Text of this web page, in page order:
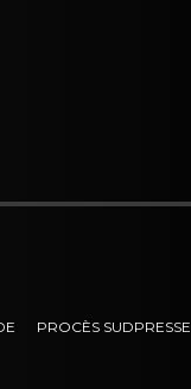
PROCÈS SUDPRESSE